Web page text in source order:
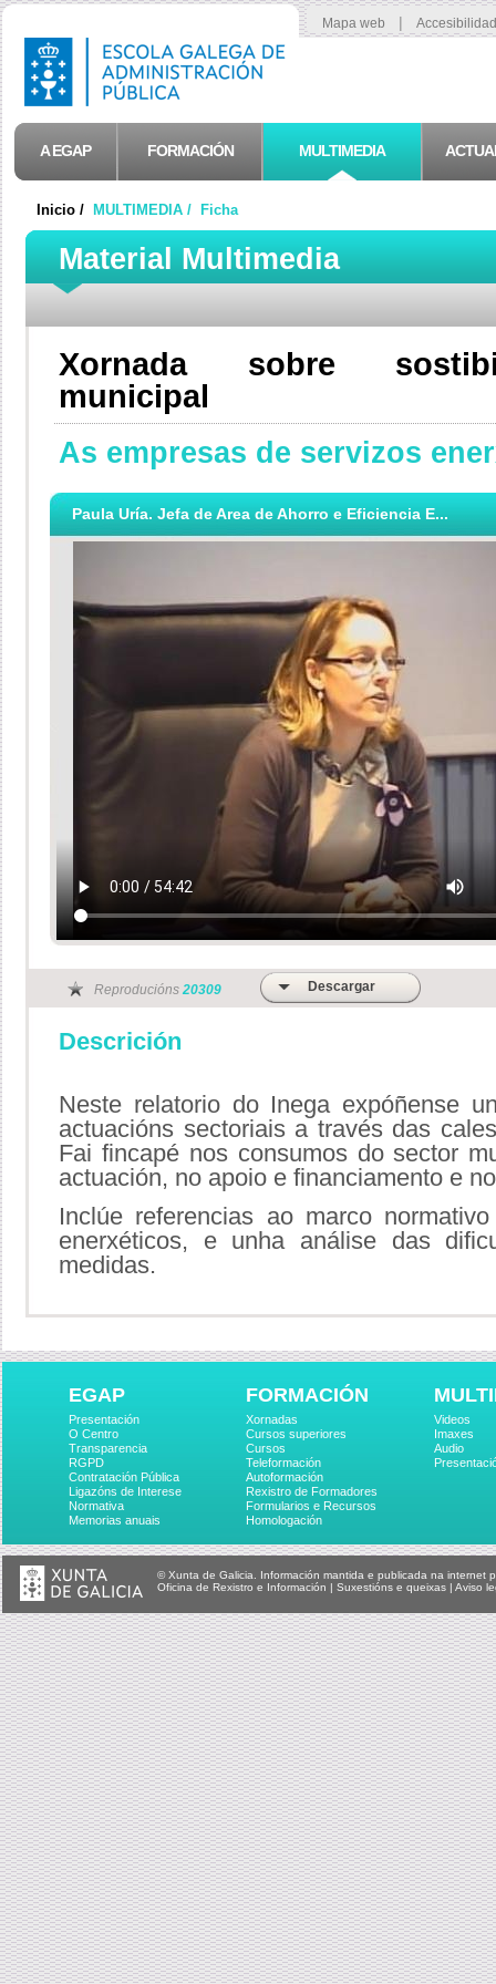
Mapa web |
A EGAP FORMACIÓN MULTIMEDIA
Inicio / MULTIMEDIA / Ficha
Material Multimedia
Xornada sobre
municipal
As empresas de servizos
Paula Uría. Jefa de Area de Ahorro e Eficiencia E...
Reproducións 20309 Descargar
Descrición
Neste relatorio do Inega expóñense
actuacións sectoriais a través das
Fai fincapé nos consumos do sector
actuación, no apoio e financiamento e
Inclúe referencias ao marco
enerxéticos, e unha análise das
medidas.
EGAP
Presentación
O Centro
Transparencia
RGPD
Contratación Pública
Ligazóns de Interese
Normativa
Memorias anuais
FORMACIÓN
Xornadas
Cursos superiores
Cursos
Teleformación
Autoformación
Rexistro de Formadores
Formularios e Recursos
Homologación
Videos
Imaxes
Audio
© Xunta de Galicia. Información mantida e publicada na internet
Oficina de Rexistro e Información | Suxestións e queixas | Aviso